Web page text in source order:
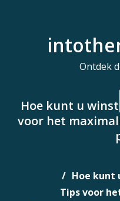
Ontdek
Hoe kunt u
voor het
Hoe kunt
Tips voor